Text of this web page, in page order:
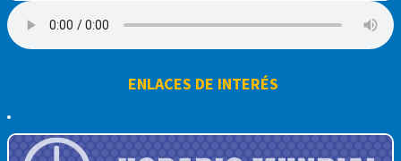
ENLACES DE INTERÉS